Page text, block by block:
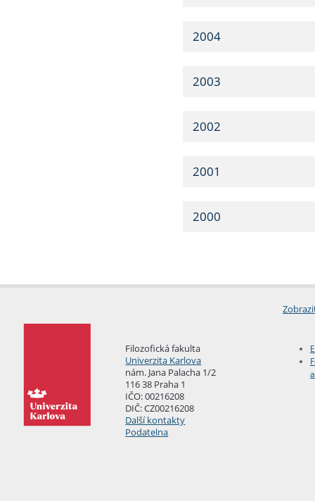
2004
2003
2002
2001
2000
Filozofická fakulta
Univerzita Karlova
nám. Jana Palacha 1/2
116 38 Praha 1
IČO: 00216208
DIČ: CZ00216208
Další kontakty
Podatelna